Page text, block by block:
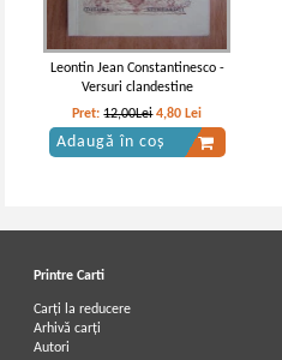
Leontin Jean Constantinesco -
Versuri clandestine
Pret:12,00Lei 4,80 Lei
Adaugă în coș
Printre Carti
Carți la reducere
Arhivă carți
Autori